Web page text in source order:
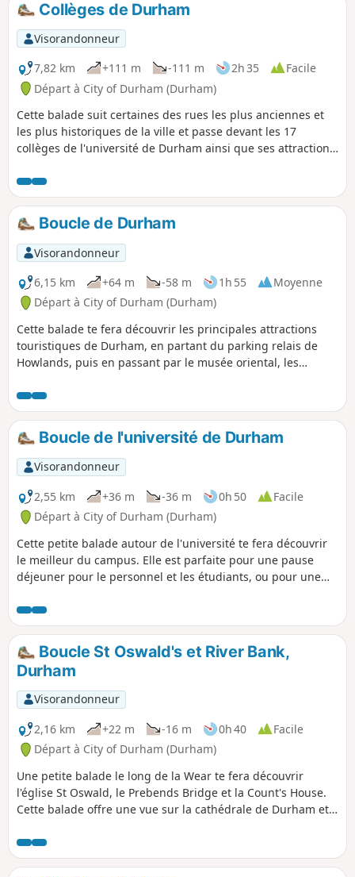
Collèges de Durham
Visorandonneur
7,82 km
+111 m -111 m 2h 35
Facile
Départ à City of Durham (Durham)
Cette balade suit certaines des rues les plus anciennes et
les plus historiques de la ville et passe devant les 17
collèges de l'université de Durham ainsi que ses attractions
le château, la cathédrale et la rivière Wear.
Boucle de Durham
Visorandonneur
6,15 km
+64 m -58 m 1h 55
Moyenne
Départ à City of Durham (Durham)
Cette balade te fera découvrir les principales attractions
touristiques de Durham, en partant du parking relais de
Howlands, puis en passant par le musée oriental, les
marché. Il y a quelques côtes raides, mais tu peux prendre
un bus depuis Elvet pour retourner au parking relais.
Boucle de l'université de Durham
Visorandonneur
2,55 km
+36 m -36 m 0h 50
Facile
Départ à City of Durham (Durham)
Cette petite balade autour de l'université te fera découvrir
le meilleur du campus. Elle est parfaite pour une pause
déjeuner pour le personnel et les étudiants, ou pour une
musée oriental. Le parcours est accessible, mais prépare-toi
à une montée raide dans les jardins botaniques.
Boucle St Oswald's et River Bank,
Durham
Visorandonneur
2,16 km
+22 m -16 m 0h 40
Facile
Départ à City of Durham (Durham)
Une petite balade le long de la Wear te fera découvrir
l'église St Oswald, le Prebends Bridge et la Count's House.
Cette balade offre une vue sur la cathédrale de Durham et
porte restante des remparts de la ville.